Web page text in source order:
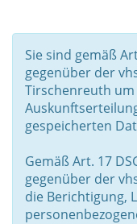
Sie sind gemäß
gegenüber der
Tirschenreuth
gespeicherten
Gemäß Art. 17
gegenüber der
die Berichtigung,